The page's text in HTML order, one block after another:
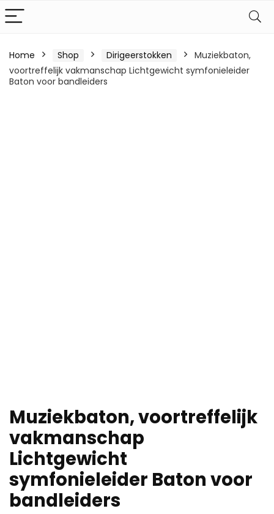
Home Shop Dirigeerstokken
Muziekbaton,
voortreffelijk vakmanschap Lichtgewicht symfonieleider
Baton voor bandleiders
Muziekbaton, voortreffelijk
vakmanschap
Lichtgewicht
symfonieleider Baton voor
bandleiders